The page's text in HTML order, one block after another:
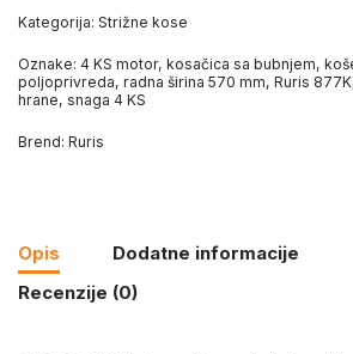
Kategorija: Strižne kose
Oznake: 4 KS motor, kosačica sa bubnjem,
poljoprivreda, radna širina 570 mm, Ruris 877K
hrane, snaga 4 KS
Brend: Ruris
Opis
Dodatne informacije
Recenzije (0)